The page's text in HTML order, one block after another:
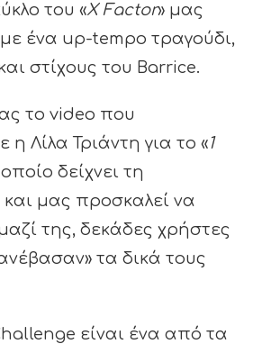
του «X Factor» μας
ένα up-tempo τραγούδι,
στίχους του Barrice.
το video που
η Λίλα Τριάντη για το «1
δείχνει τη
μας προσκαλεί να
της, δεκάδες χρήστες
τα δικά τους
είναι ένα από τα